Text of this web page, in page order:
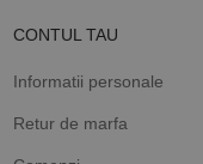
CONTUL TAU
Informatii personale
Retur de marfa